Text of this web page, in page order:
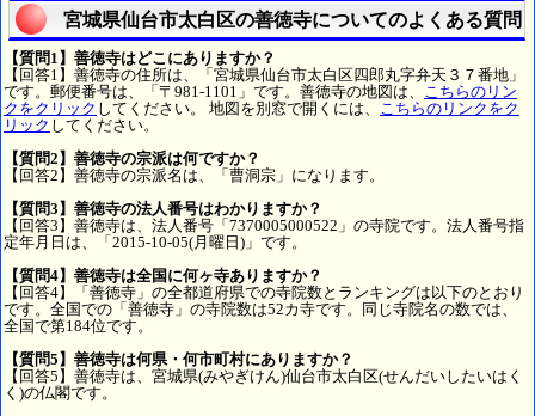
宮城県仙台市太白区の善徳寺についてのよくある質問
【質問1】善徳寺はどこにありますか？
【回答1】善徳寺の住所は、「宮城県仙台市太白区四郎丸字弁天３７番地」
です。郵便番号は、「〒981-1101」です。善徳寺の地図は、 こちらのリン
クをクリック してください。 地図を別窓で開くには、 こちらのリンクをク
リック してください。
【質問2】善徳寺の宗派は何ですか？
【回答2】善徳寺の宗派名は、「曹洞宗」になります。
【質問3】善徳寺の法人番号はわかりますか？
【回答3】善徳寺は、法人番号「7370005000522」の寺院です。法人番号指
定年月日は、「2015-10-05(月曜日)」です。
【質問4】善徳寺は全国に何ヶ寺ありますか？
【回答4】「善徳寺」の全都道府県での寺院数とランキングは以下のとおり
です。全国での「善徳寺」の寺院数は52カ寺です。同じ寺院名の数では、
全国で第184位です。
【質問5】善徳寺は何県・何市町村にありますか？
【回答5】善徳寺は、宮城県(みやぎけん)仙台市太白区(せんだいしたいはく
く)の仏閣です。